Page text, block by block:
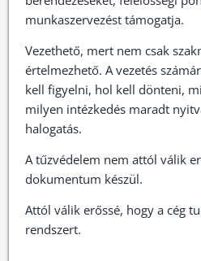
munkaszervezést támogatja.
Vezethető, mert nem csak
értelmezhető. A vezetés
kell figyelni, hol kell dönteni,
milyen intézkedés maradt
halogatás.
A tűzvédelem nem attól válik
dokumentum készül.
Attól válik erőssé, hogy a cég
rendszert.